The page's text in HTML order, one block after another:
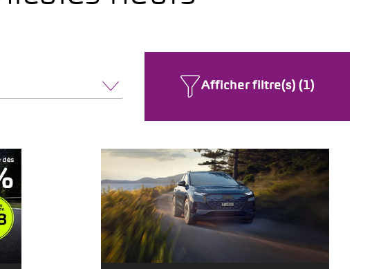
Afficher filtre(s) (1)